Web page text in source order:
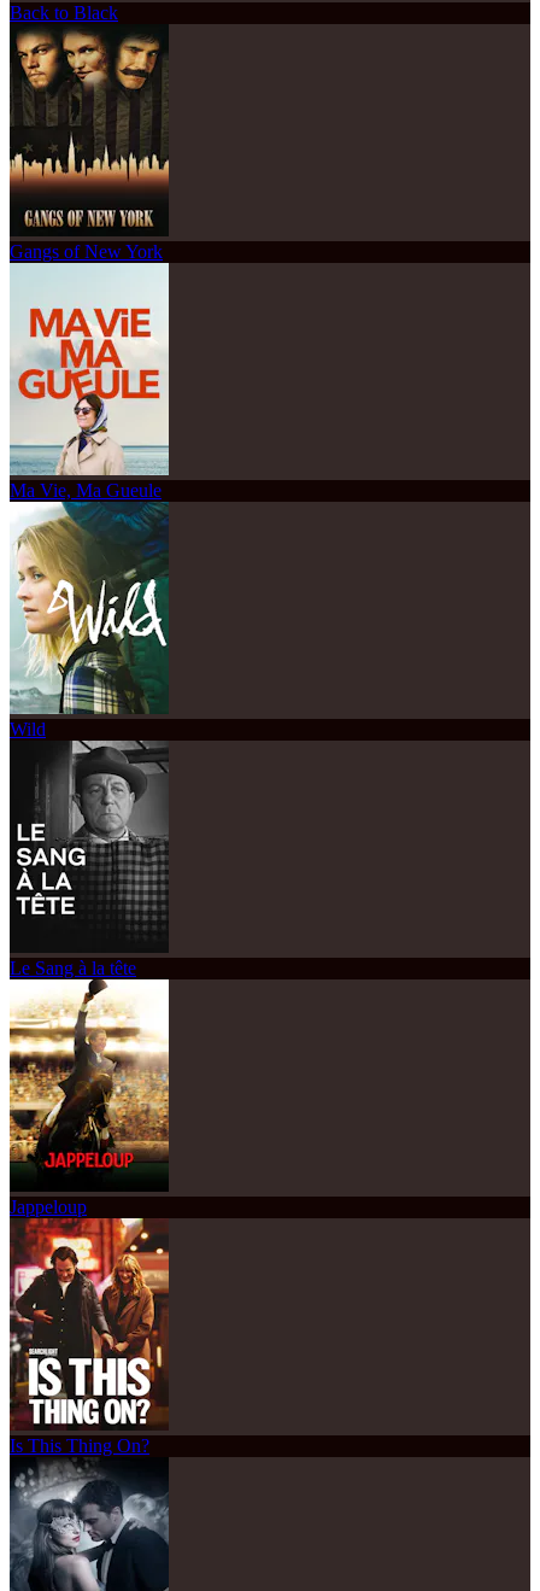
Back to Black
Gangs of New York
Ma Vie, Ma Gueule
Wild
Le Sang à la tête
Jappeloup
Is This Thing On?